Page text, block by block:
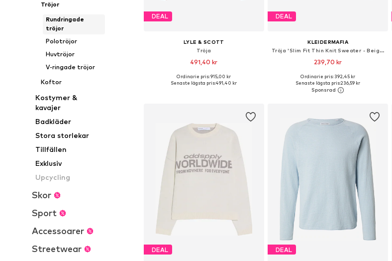
Tröjor
Rundringade
tröjor
Polotröjor
Huvtröjor
V-ringade tröjor
Koftor
Kostymer &
kavajer
Badkläder
Stora storlekar
Tillfällen
Exklusiv
Upcycling
Skor
Sport
Accessoarer
Streetwear
DEAL
LYLE & SCOTT
Tröja
491,40 kr
+ 2
Tillgängliga storlekar: S, M, L
Ordinarie pris: 915,00 kr
Senaste lägsta pris:491,40 kr
DEAL
KLEIDERMAFIA
Tröja 'Slim Fit Thin Knit Sweater - Beige'
239,70 kr
Tillgängliga storlekar: S, M, L, XL
Lägg till i varukorgen
Ordinarie pris: 392,45 kr
Senaste lägsta pris:236,59 kr
DEAL DEAL